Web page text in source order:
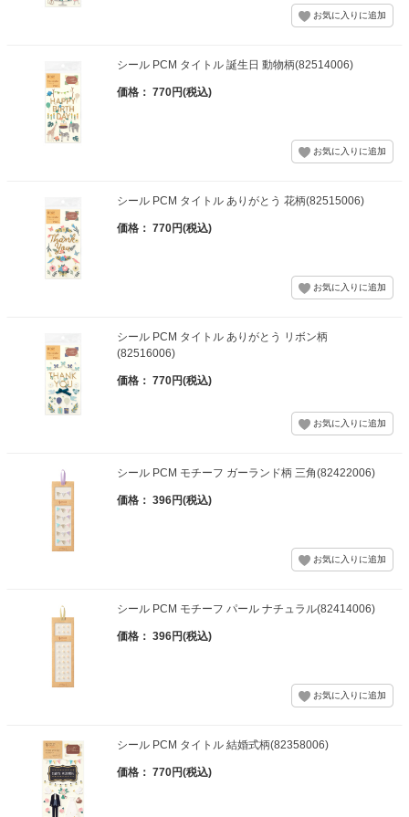
シール PCM タイトル 誕生日 動物柄(82514006)
価格： 770円(税込)
シール PCM タイトル ありがとう 花柄(82515006)
価格： 770円(税込)
シール PCM タイトル ありがとう リボン柄
(82516006)
価格： 770円(税込)
シール PCM モチーフ ガーランド柄 三角(82422006)
価格： 396円(税込)
シール PCM モチーフ パール ナチュラル(82414006)
価格： 396円(税込)
シール PCM タイトル 結婚式柄(82358006)
価格： 770円(税込)